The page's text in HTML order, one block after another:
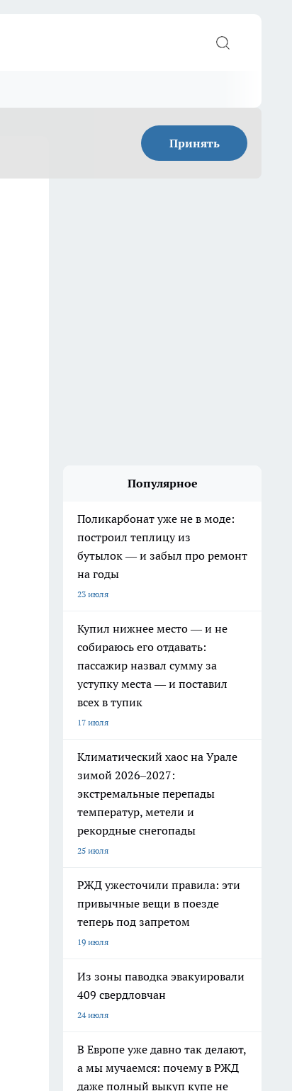
Принять
Популярное
Поликарбонат уже не в моде:
построил теплицу из
бутылок — и забыл про ремонт
на годы
23 июля
Купил нижнее место — и не
собираюсь его отдавать:
пассажир назвал сумму за
уступку места — и поставил
всех в тупик
17 июля
Климатический хаос на Урале
зимой 2026–2027:
экстремальные перепады
температур, метели и
рекордные снегопады
25 июля
РЖД ужесточили правила: эти
привычные вещи в поезде
теперь под запретом
19 июля
Из зоны паводка эвакуировали
409 свердловчан
24 июля
В Европе уже давно так делают,
а мы мучаемся: почему в РЖД
даже полный выкуп купе не